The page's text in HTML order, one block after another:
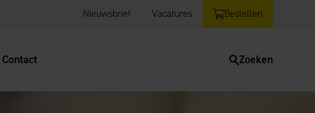
Nieuwsbrief Vacatures Bestellen
Contact Zoeken